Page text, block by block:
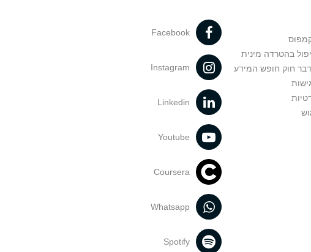
בהטרדה מינית
חוק חופש המידע
Facebook
Instagram
Linkedin
Youtube
Coursera
Whatsapp
Spotify